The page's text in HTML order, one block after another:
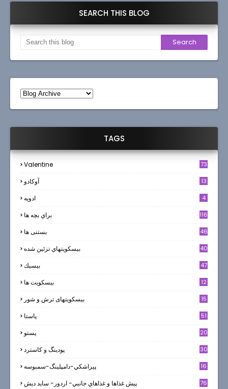
SEARCH THIS BLOG
TAGS
Valentine 73
آوکادو 13
ادويه 4
براي بچه ها 116
بستنی ها 46
بيسكويتهاي تزئين شده 40
بيسيك 47
بیسکویت ها
12
بیسکویتهای ترش و شور 15
پاستا 51
پستو 20
پودینگ و کاسترد 30
پيراشكي-دامپلينگ-سمبوسه 16
پيش غذاها و غذاهاي جانبي- اردور- سايد ديش 76